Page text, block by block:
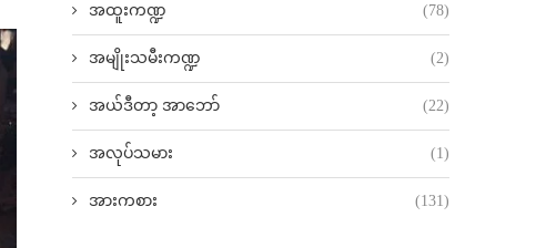
အထူးကဏ္ဍ (78)
အမျိုးသမီးကဏ္ဍ (2)
အယ်ဒီတာ့ အာဘော် (22)
အလုပ်သမား (1)
အားကစား (131)